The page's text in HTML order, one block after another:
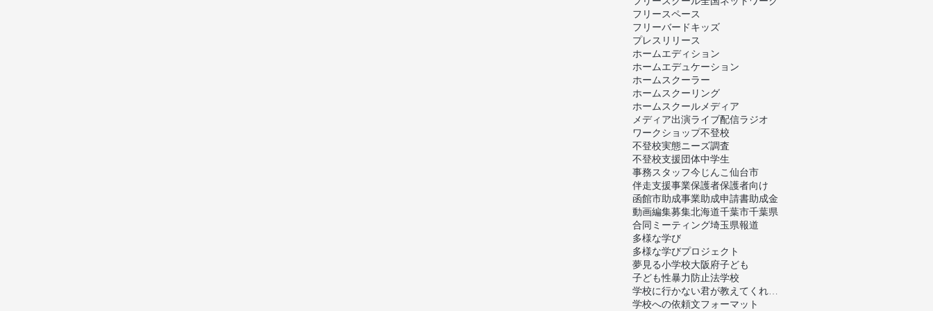
フリースペース
フリーバードキッズ
プレスリリース
ホームエディション
ホームエデュケーション
ホームスクーラー
ホームスクーリング
ホームスクールメディア
メディア出演ライブ配信ラジオ
ワークショップ不登校
不登校実態ニーズ調査
不登校支援団体中学生
事務スタッフ今じんこ仙台市
伴走支援事業保護者保護者向け
函館市助成事業助成申請書助成金
動画編集募集北海道千葉市千葉県
合同ミーティング埼玉県報道
多様な学び
多様な学びプロジェクト
夢見る小学校大阪府子ども
子ども性暴力防止法学校
学校に行かない君が教えてくれたこと
学校への依頼文フォーマット